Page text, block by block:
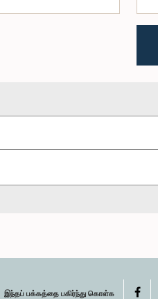
இந்தப் பக்கத்தை பகிர்ந்து கொள்க